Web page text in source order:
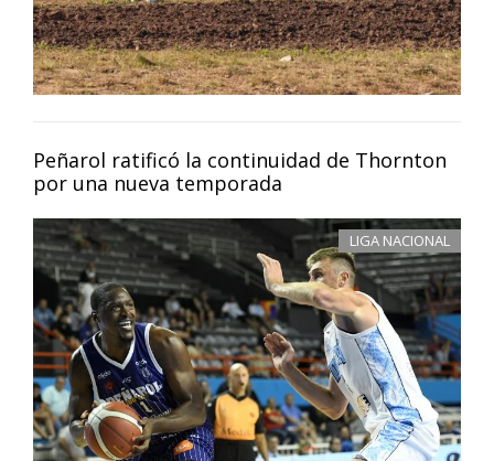
Peñarol ratificó la continuidad de Thornton
por una nueva temporada
LIGA NACIONAL